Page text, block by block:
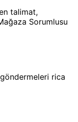
talimat,
Sorumlusu
rica